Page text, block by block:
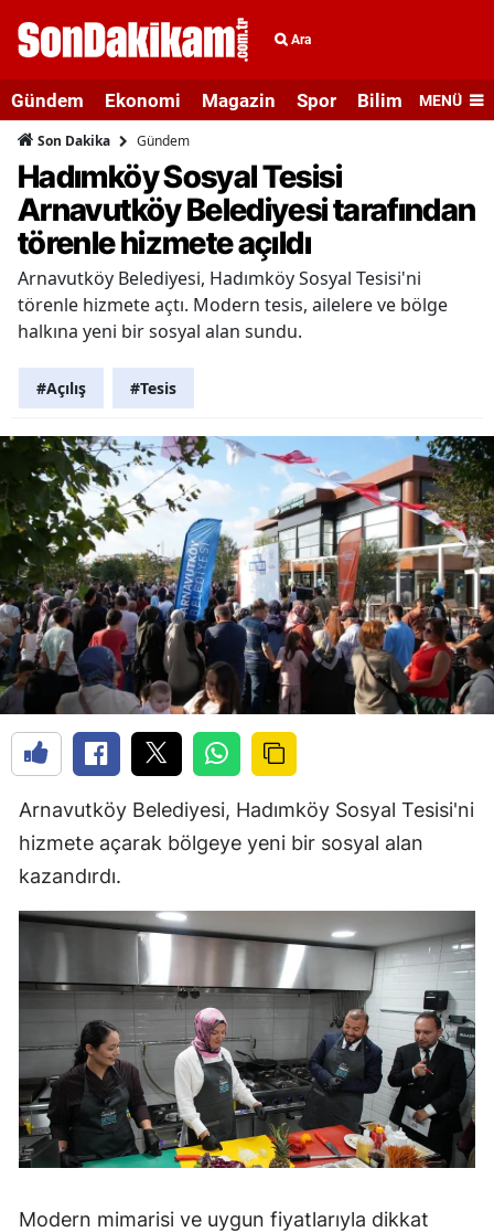
Ara
Gündem Ekonomi Magazin Spor Bilim veMENÜ
Son Dakika Gündem
Hadımköy Sosyal Tesisi
Arnavutköy Belediyesi tarafından
törenle hizmete açıldı
Arnavutköy Belediyesi, Hadımköy Sosyal Tesisi'ni
törenle hizmete açtı. Modern tesis, ailelere ve bölge
halkına yeni bir sosyal alan sundu.
#Açılış #Tesis
Arnavutköy Belediyesi, Hadımköy Sosyal Tesisi'ni
hizmete açarak bölgeye yeni bir sosyal alan
kazandırdı.
Modern mimarisi ve uygun fiyatlarıyla dikkat